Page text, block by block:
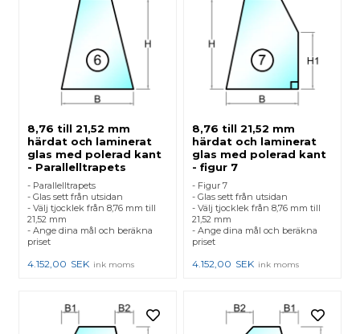
8,76 till 21,52 mm
härdat och laminerat
glas med polerad kant
- Parallelltrapets
- Parallelltrapets
- Glas sett från utsidan
- Välj tjocklek från 8,76 mm till
21,52 mm
- Ange dina mål och beräkna
priset
4.152,00 SEK ink moms
8,76 till 21,52 mm
härdat och laminerat
glas med polerad kant
- figur 7
- Figur 7
- Glas sett från utsidan
- Välj tjocklek från 8,76 mm till
21,52 mm
- Ange dina mål och beräkna
priset
4.152,00 SEK ink moms